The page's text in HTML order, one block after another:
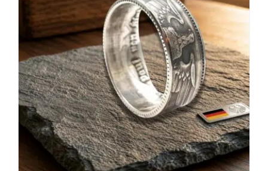
Produktseite
gewählt
werden